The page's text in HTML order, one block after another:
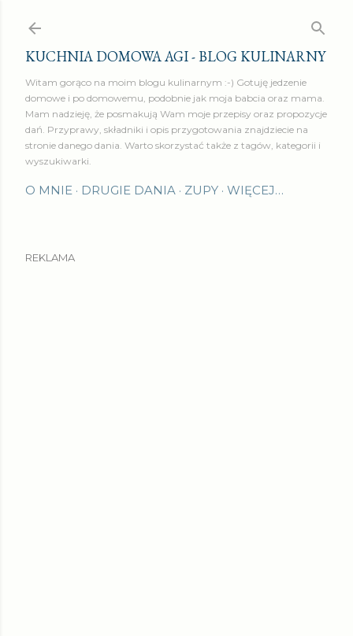
KUCHNIA DOMOWA AGI - BLOG KULINARNY
Witam gorąco na moim blogu kulinarnym :-) Gotuję jedzenie
domowe i po domowemu, podobnie jak moja babcia oraz mama.
Mam nadzieję, że posmakują Wam moje przepisy oraz propozycje
dań. Przyprawy, składniki i opis przygotowania znajdziecie na
stronie danego dania. Warto skorzystać także z tagów, kategorii i
wyszukiwarki.
O MNIE DRUGIE DANIA ZUPY WIĘCEJ…
REKLAMA